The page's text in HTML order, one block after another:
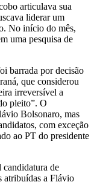
articulava sua
liderar um
No início do mês,
uma pesquisa de
barrada por decisão
que considerou
irreversível a
pleito”. O
Bolsonaro, mas
com exceção
ao PT do presidente
de
atribuídas a Flávio